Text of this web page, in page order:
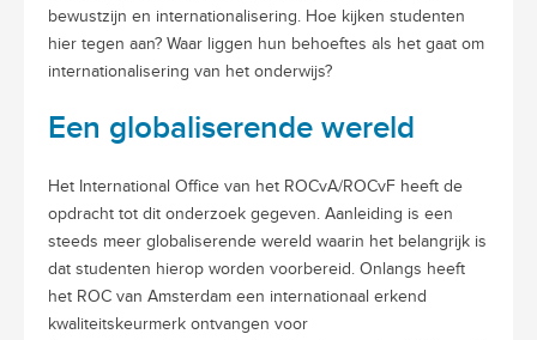
bewustzijn en internationalisering. Hoe kijken studenten
hier tegen aan? Waar liggen hun behoeftes als het gaat om
internationalisering van het onderwijs?
Een globaliserende wereld
Het International Office van het ROCvA/ROCvF heeft de
opdracht tot dit onderzoek gegeven. Aanleiding is een
steeds meer globaliserende wereld waarin het belangrijk is
dat studenten hierop worden voorbereid. Onlangs heeft
het ROC van Amsterdam een internationaal erkend
kwaliteitskeurmerk ontvangen voor